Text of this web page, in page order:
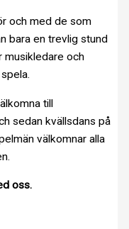
och med de som
bara en trevlig stund
musikledare och
till
sedan kvällsdans på
välkomnar alla
oss.